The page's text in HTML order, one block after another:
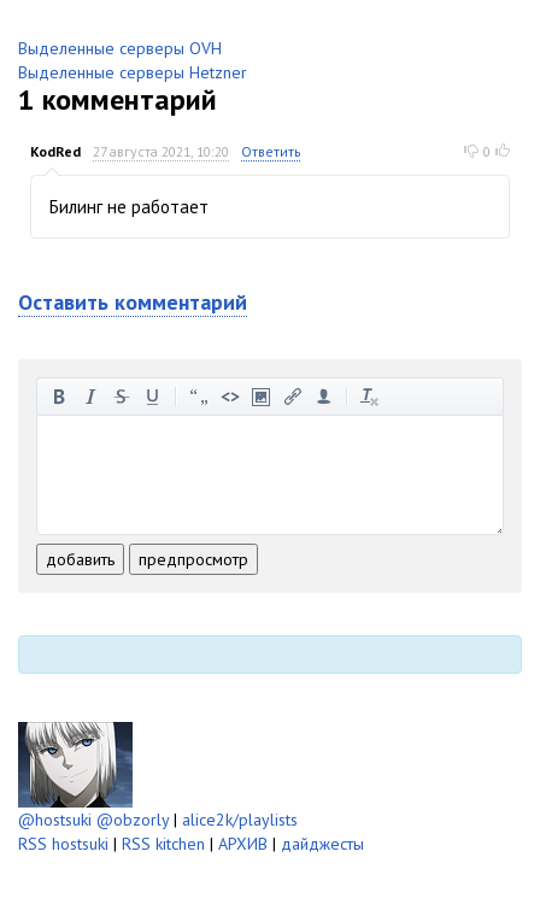
Выделенные серверы OVH
Выделенные серверы Hetzner
1 комментарий
KodRed 27 августа 2021, 10:20 0
Ответить
Билинг не работает
Оставить комментарий
-
-
-
добавить предпросмотр
@hostsuki @obzorly| alice2k/playlists
RSS hostsuki | RSS kitchen | АРХИВ | дайджесты